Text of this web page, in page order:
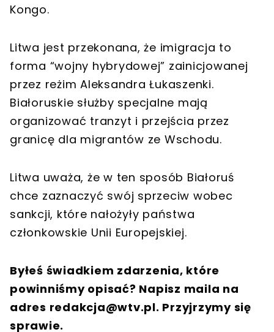
Kongo.
Litwa jest przekonana, że imigracja to
forma “wojny hybrydowej” zainicjowanej
przez reżim Aleksandra Łukaszenki.
Białoruskie służby specjalne mają
organizować tranzyt i przejścia przez
granicę dla migrantów ze Wschodu.
Litwa uważa, że w ten sposób Białoruś
chce zaznaczyć swój sprzeciw wobec
sankcji, które nałożyły państwa
członkowskie Unii Europejskiej.
Byłeś świadkiem zdarzenia, które
powinniśmy opisać? Napisz maila na
adres redakcja@wtv.pl. Przyjrzymy się
sprawie.